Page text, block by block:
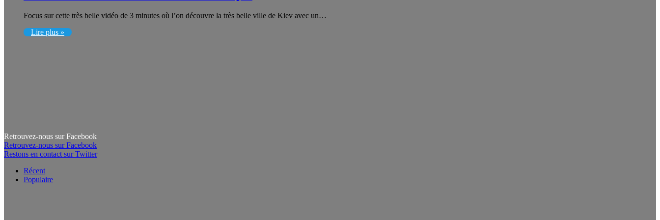
Focus sur cette très belle vidéo de 3 minutes où l’on découvre la très belle ville de Kiev avec un…
Lire plus »
Retrouvez-nous sur Facebook
Retrouvez-nous sur Facebook
Restons en contact sur Twitter
Récent
Populaire